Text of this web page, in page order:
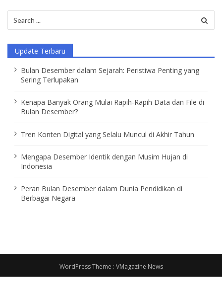
for:
Update Terbaru
Bulan Desember dalam Sejarah: Peristiwa Penting yang
Sering Terlupakan
Kenapa Banyak Orang Mulai Rapih-Rapih Data dan File di
Bulan Desember?
Tren Konten Digital yang Selalu Muncul di Akhir Tahun
Mengapa Desember Identik dengan Musim Hujan di
Indonesia
Peran Bulan Desember dalam Dunia Pendidikan di
Berbagai Negara
WordPress Theme : VMagazine News